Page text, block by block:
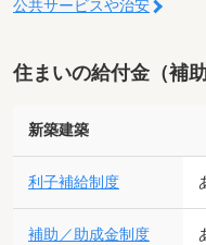
公共サービスや治安
住まいの給付金（補
新築建築
利子補給制度
補助／助成金制度